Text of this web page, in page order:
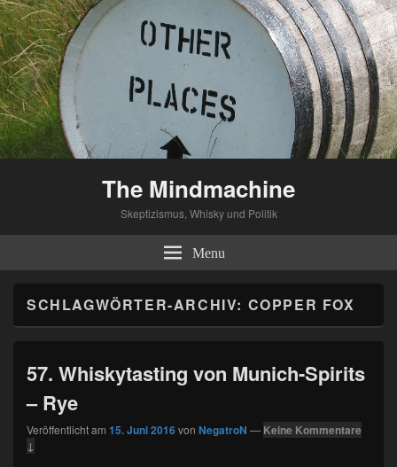
The Mindmachine
Skeptizismus, Whisky und Politik
Menu
SCHLAGWÖRTER-ARCHIV: COPPER FOX
57. Whiskytasting von Munich-Spirits
– Rye
Veröffentlicht am 15. Juni 2016von NegatroN — Keine Kommentare
↓